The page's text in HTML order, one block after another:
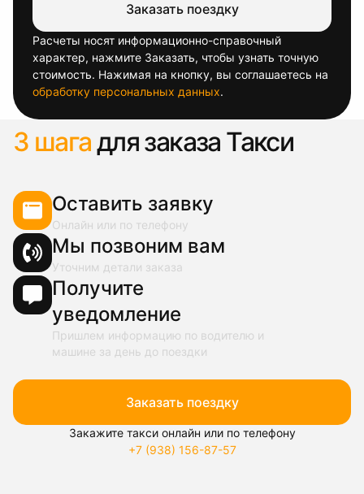
Заказать поездку
Расчеты носят информационно-справочный
характер, нажмите Заказать, чтобы узнать точную
стоимость. Нажимая на кнопку, вы соглашаетесь на
обработку персональных данных.
3 шагадля заказа Такси
Оставить заявку
Онлайн или по телефону
Мы позвоним вам
Уточним детали заказа
Получите
уведомление
Пришлем информацию по водителю и
машине за день до поездки
Заказать поездку
Закажите такси онлайн или по телефону
+7 (938) 156-87-57